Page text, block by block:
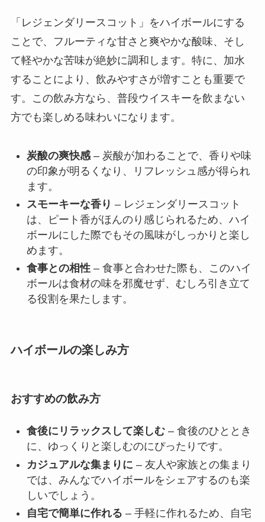
「レジェンダリースコット」をハイボールにする
ことで、フルーティな甘さと爽やかな酸味、そし
て軽やかな苦味が絶妙に調和します。特に、加水
することにより、飲みやすさが増すことも重要で
す。この飲み方なら、普段ウイスキーを飲まない
方でも楽しめる味わいになります。
炭酸の爽快感– 炭酸が加わることで、香りや味
の印象が明るくなり、リフレッシュ感が得られ
ます。
スモーキーな香り – レジェンダリースコット
は、ピート香がほんのり感じられるため、ハイ
ボールにした際でもその風味がしっかりと楽し
めます。
食事との相性– 食事と合わせた際も、このハイ
ボールは食材の味を邪魔せず、むしろ引き立て
る役割を果たします。
ハイボールの楽しみ方
おすすめの飲み方
食後にリラックスして楽しむ– 食後のひととき
に、ゆっくりと楽しむのにぴったりです。
カジュアルな集まりに – 友人や家族との集まり
では、みんなでハイボールをシェアするのも楽
しいでしょう。
自宅で簡単に作れる – 手軽に作れるため、自宅